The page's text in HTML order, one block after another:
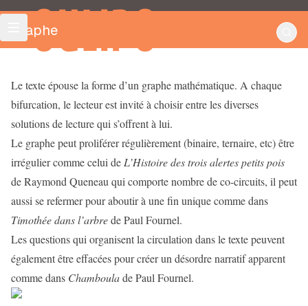
OULIPO
Graphe
Le texte épouse la forme d’un graphe mathématique. A chaque
bifurcation, le lecteur est invité à choisir entre les diverses
solutions de lecture qui s’offrent à lui.
Le graphe peut proliférer régulièrement (binaire, ternaire, etc) être
irrégulier comme celui de L’Histoire des trois alertes petits pois
de Raymond Queneau qui comporte nombre de co-circuits, il peut
aussi se refermer pour aboutir à une fin unique comme dans
Timothée dans l’arbrede Paul Fournel.
Les questions qui organisent la circulation dans le texte peuvent
également être effacées pour créer un désordre narratif apparent
comme dans Chamboulade Paul Fournel.